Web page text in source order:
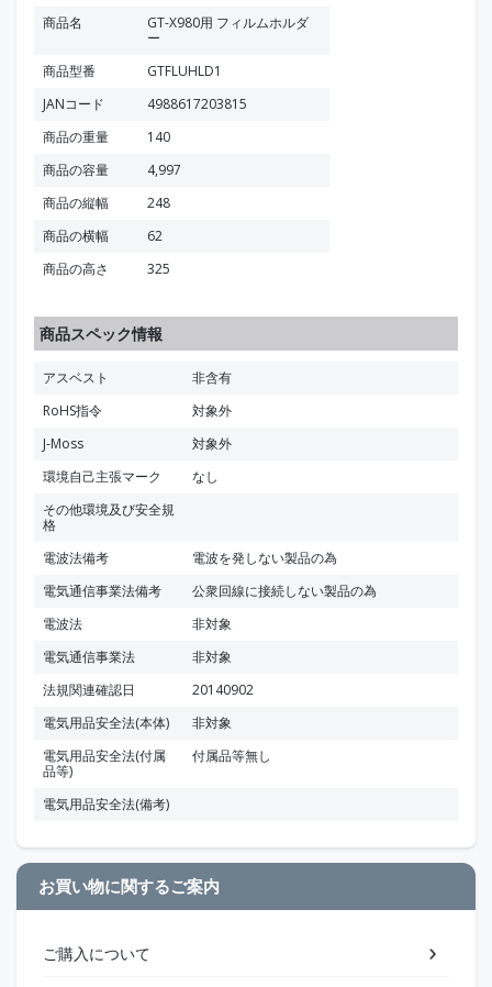
商品名
GT-X980用 フィルムホルダ
ー
商品型番
GTFLUHLD1
JANコード
4988617203815
商品の重量
140
商品の容量
4,997
商品の縦幅
248
商品の横幅
62
商品の高さ
325
商品スペック情報
アスベスト
非含有
RoHS指令
対象外
J-Moss
対象外
環境自己主張マーク
なし
その他環境及び安全規
格
電波法備考
電波を発しない製品の為
電気通信事業法備考
公衆回線に接続しない製品の為
電波法
非対象
電気通信事業法
非対象
法規関連確認日
20140902
電気用品安全法(本体)
非対象
電気用品安全法(付属
品等)
付属品等無し
電気用品安全法(備考)
お買い物に関するご案内
ご購入について